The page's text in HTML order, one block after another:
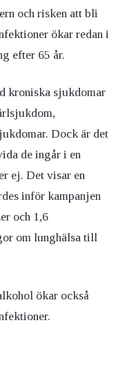
och risken att bli
ökar redan i
efter 65 år.
kroniska sjukdomar
Dock är det
de ingår i en
ej. Det visar en
inför kampanjen
och 1,6
om lunghälsa till
ökar också